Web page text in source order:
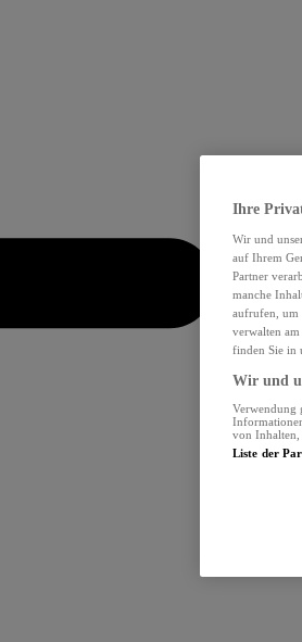
Ihre
Wir und
auf Ihrem
Partner
manche
aufrufen, um
verwalten
finden Sie in
Wir und
Verwendung
von Inhalten,
Liste der